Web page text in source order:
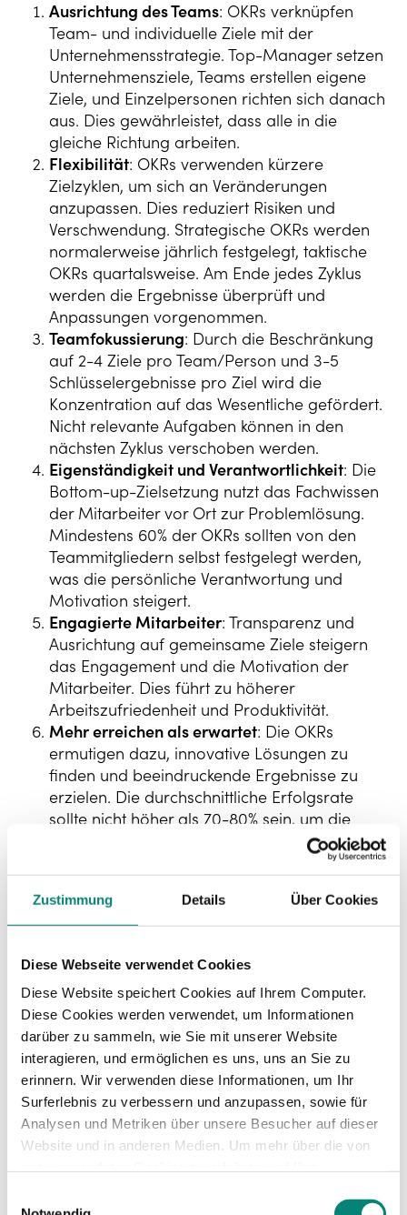
Zustimmung Details Über Cookies
Diese Webseite verwendet Cookies
Diese Website speichert Cookies auf Ihrem Computer.
Diese Cookies werden verwendet, um Informationen
darüber zu sammeln, wie Sie mit unserer Website
interagieren, und ermöglichen es uns, uns an Sie zu
erinnern. Wir verwenden diese Informationen, um Ihr
Surferlebnis zu verbessern und anzupassen, sowie für
Analysen und Metriken über unsere Besucher auf dieser
Website und in anderen Medien. Um mehr über die von
Datenschutzerklärung
Ausrichtung des Teams: OKRs verknüpfen
Team- und individuelle Ziele mit der
Unternehmensstrategie. Top-Manager setzen
Unternehmensziele, Teams erstellen eigene
Ziele, und Einzelpersonen richten sich danach
aus. Dies gewährleistet, dass alle in die
gleiche Richtung arbeiten.
Flexibilität: OKRs verwenden kürzere
Zielzyklen, um sich an Veränderungen
anzupassen. Dies reduziert Risiken und
Verschwendung. Strategische OKRs werden
normalerweise jährlich festgelegt, taktische
OKRs quartalsweise. Am Ende jedes Zyklus
werden die Ergebnisse überprüft und
Anpassungen vorgenommen.
Teamfokussierung: Durch die Beschränkung
auf 2-4 Ziele pro Team/Person und 3-5
Schlüsselergebnisse pro Ziel wird die
Konzentration auf das Wesentliche gefördert.
Nicht relevante Aufgaben können in den
nächsten Zyklus verschoben werden.
Eigenständigkeit und Verantwortlichkeit: Die
Bottom-up-Zielsetzung nutzt das Fachwissen
der Mitarbeiter vor Ort zur Problemlösung.
Mindestens 60% der OKRs sollten von den
Teammitgliedern selbst festgelegt werden,
was die persönliche Verantwortung und
Motivation steigert.
Engagierte Mitarbeiter: Transparenz und
Ausrichtung auf gemeinsame Ziele steigern
das Engagement und die Motivation der
Mitarbeiter. Dies führt zu höherer
Arbeitszufriedenheit und Produktivität.
Mehr erreichen als erwartet: Die OKRs
ermutigen dazu, innovative Lösungen zu
finden und beeindruckende Ergebnisse zu
erzielen. Die durchschnittliche Erfolgsrate
sollte nicht höher als 70-80% sein, um die
Teams dazu zu ermutigen, über das Normale
OKR Beispiele
(Human Resources), um die Anwendung dieser
Methode in der Personalabteilung zu
veranschaulichen:
Rekrutierung und
Einstellung
Ziel: Erhöhung der Qualität der Neueinstellungen